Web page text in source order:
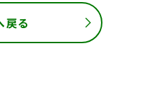
戻る